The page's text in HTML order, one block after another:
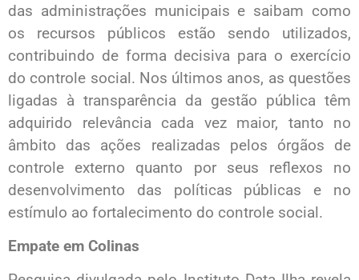
das administrações municipais e saibam como
os recursos públicos estão sendo utilizados,
contribuindo de forma decisiva para o exercício
do controle social. Nos últimos anos, as questões
ligadas à transparência da gestão pública têm
adquirido relevância cada vez maior, tanto no
âmbito das ações realizadas pelos órgãos de
controle externo quanto por seus reflexos no
desenvolvimento das políticas públicas e no
estímulo ao fortalecimento do controle social.
Empate em Colinas